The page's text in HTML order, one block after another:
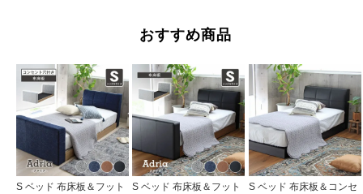
おすすめ商品
S ベッド 布床板＆フット
S ベッド 布床板＆フット
S ベッド 布床板＆コンセ